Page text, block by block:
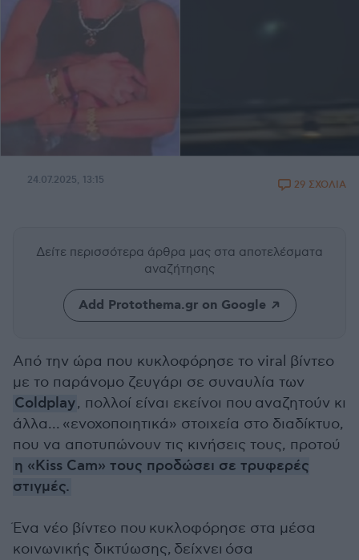
24.07.2025, 13:15 29 ΣΧΟΛΙΑ
Δείτε περισσότερα άρθρα μας στα αποτελέσματα
αναζήτησης
Add Protothema.gr on Google
Από την ώρα που κυκλοφόρησε το viral βίντεο
με το παράνομο ζευγάρι σε συναυλία των
Coldplay, πολλοί είναι εκείνοι που αναζητούν κι
άλλα... «ενοχοποιητικά» στοιχεία στο διαδίκτυο,
που να αποτυπώνουν τις κινήσεις τους, προτού
η «Kiss Cam» τους προδώσει σε τρυφερές
στιγμές.
Ένα νέο βίντεο που κυκλοφόρησε στα μέσα
κοινωνικής δικτύωσης, δείχνει όσα